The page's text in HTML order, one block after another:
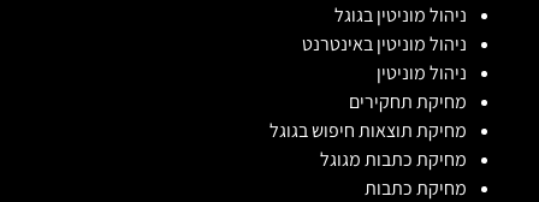
ניהול מוניטין בגוגל
ניהול מוניטין באינטרנט
ניהול מוניטין
מחיקת תחקירים
מחיקת תוצאות חיפוש בגוגל
מחיקת כתבות מגוגל
מחיקת כתבות